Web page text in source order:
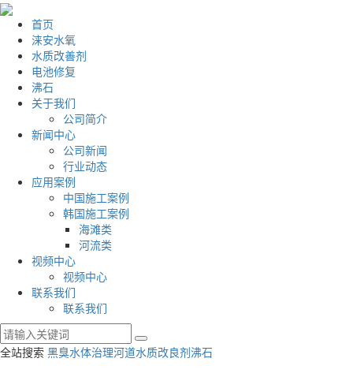
首页
涞安水氧
水质改善剂
电池修复
沸石
关于我们
公司简介
新闻中心
公司新闻
行业动态
应用案例
中国施工案例
韩国施工案例
海滩类
河流类
视频中心
视频中心
联系我们
联系我们
全站搜索 黑臭水体治理河道水质改良剂沸石